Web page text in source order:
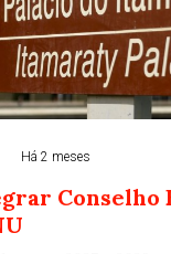
Há 2 meses
Conselho